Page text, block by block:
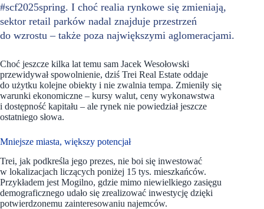
#scf2025spring. I choć realia rynkowe się zmieniają,
sektor retail parków nadal znajduje przestrzeń
do wzrostu – także poza największymi aglomeracjami.
Choć jeszcze kilka lat temu sam Jacek Wesołowski
przewidywał spowolnienie, dziś Trei Real Estate oddaje
do użytku kolejne obiekty i nie zwalnia tempa. Zmieniły się
warunki ekonomiczne – kursy walut, ceny wykonawstwa
i dostępność kapitału – ale rynek nie powiedział jeszcze
ostatniego słowa.
Mniejsze miasta, większy potencjał
Trei, jak podkreśla jego prezes, nie boi się inwestować
w lokalizacjach liczących poniżej 15 tys. mieszkańców.
Przykładem jest Mogilno, gdzie mimo niewielkiego zasięgu
demograficznego udało się zrealizować inwestycję dzięki
potwierdzonemu zainteresowaniu najemców.